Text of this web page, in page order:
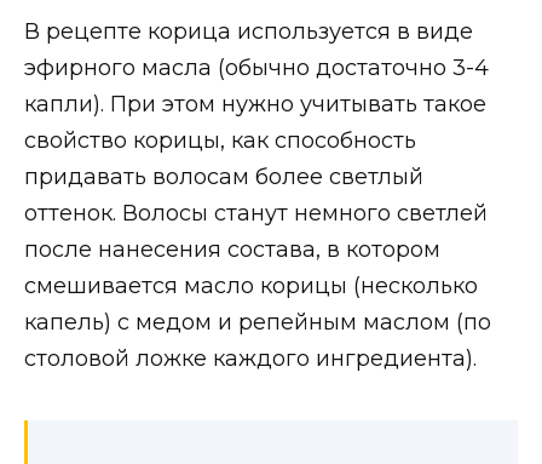
В рецепте корица используется в виде
эфирного масла (обычно достаточно 3-4
капли). При этом нужно учитывать такое
свойство корицы, как способность
придавать волосам более светлый
оттенок. Волосы станут немного светлей
после нанесения состава, в котором
смешивается масло корицы (несколько
капель) с медом и репейным маслом (по
столовой ложке каждого ингредиента).